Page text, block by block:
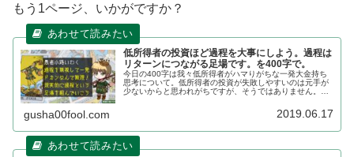
もう1ページ、いかがですか？
低所得者の投資ほど過程を大事にしよう。過程は
リターンにつながる足場です。を400字で。
今日の400字は我々低所得者がハマりがちな一発大金持ち
思考について。低所得者の投資が失敗しやすいのは元手が
少ないからと思われがちですが、そうではありません。資
gusha00fool.com 2019.06.17